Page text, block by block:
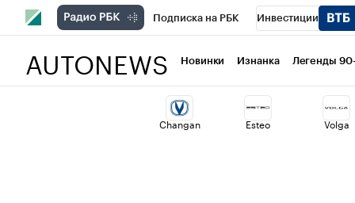
Подписка на РБК Инвестиции
Национальные проекты Город
Кредитные рейтинги Франшизы
AUTONEWS Новинки Изнанка Легенды
Changan Esteo Volga